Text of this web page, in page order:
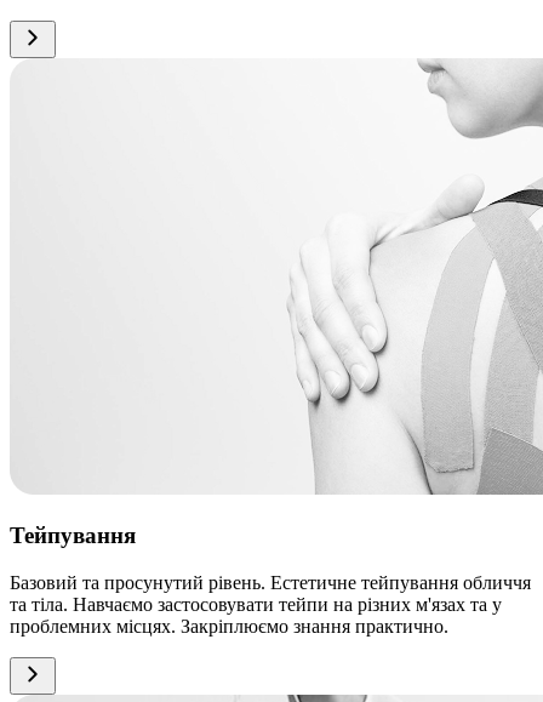
Тейпування
Базовий та просунутий рівень. Естетичне тейпування обличчя
та тіла. Навчаємо застосовувати тейпи на різних м'язах та у
проблемних місцях. Закріплюємо знання практично.